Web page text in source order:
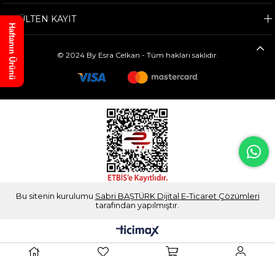
E-BÜLTEN KAYIT
© 2024 By Esra Celkan - Tüm hakları saklıdır.
Bu sitenin kurulumu Sabri BAŞTÜRK Dijital E-Ticaret Çözümleri
tarafından yapılmıştır.
Haftanın Ürünü